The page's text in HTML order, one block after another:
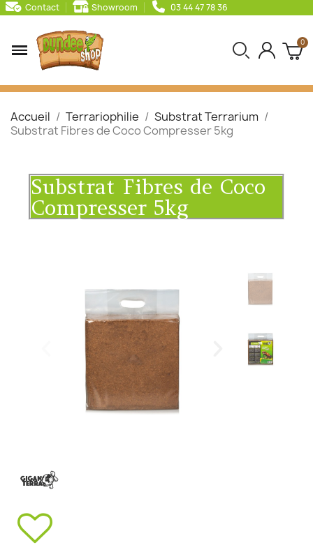
Contact Showroom 03 44 47 78 36
Accueil Terrariophilie
Substrat Terrarium
Substrat Fibres de Coco Compresser 5kg
Substrat Fibres de Coco
Compresser 5kg